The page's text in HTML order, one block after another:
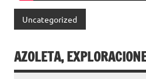
Uncategorized
AZOLETA,